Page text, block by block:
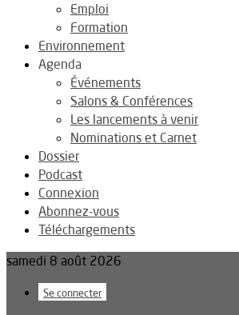
Emploi
Formation
Environnement
Agenda
Événements
Salons & Conférences
Les lancements à venir
Nominations et Carnet
Dossier
Podcast
Connexion
Abonnez-vous
Téléchargements
samedi 8 août 2026
Se connecter